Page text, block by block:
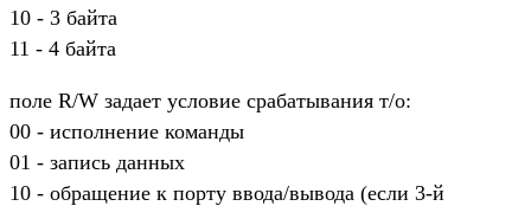
10 - 3 байта
11 - 4 байта
поле R/W задает условие срабатывания т/о:
00 - исполнение команды
01 - запись данных
10 - обращение к порту ввода/вывода (если 3-й